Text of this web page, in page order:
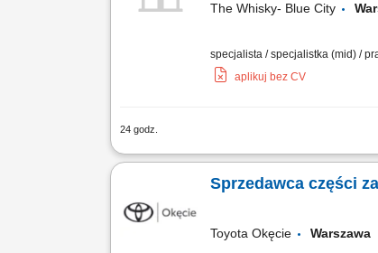
The Whisky- Blue City
specjalista / specjalistka (mid) /
aplikuj bez CV
24 godz.
Zakres obowiązków:
Sprzedawca części
Toyota Okęcie